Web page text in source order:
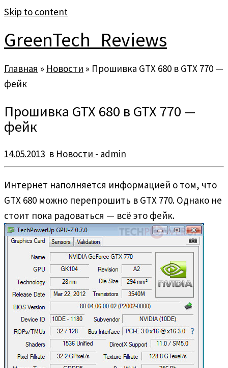
Skip to content
GreenTech_Reviews
Главная » Новости » Прошивка GTX 680 в GTX 770 —
фейк
Прошивка GTX 680 в GTX 770 —
фейк
14.05.2013 в Новости - admin
Интернет наполняется информацией о том, что
GTX 680 можно перепрошить в GTX 770. Однако не
стоит пока радоваться — всё это фейк.